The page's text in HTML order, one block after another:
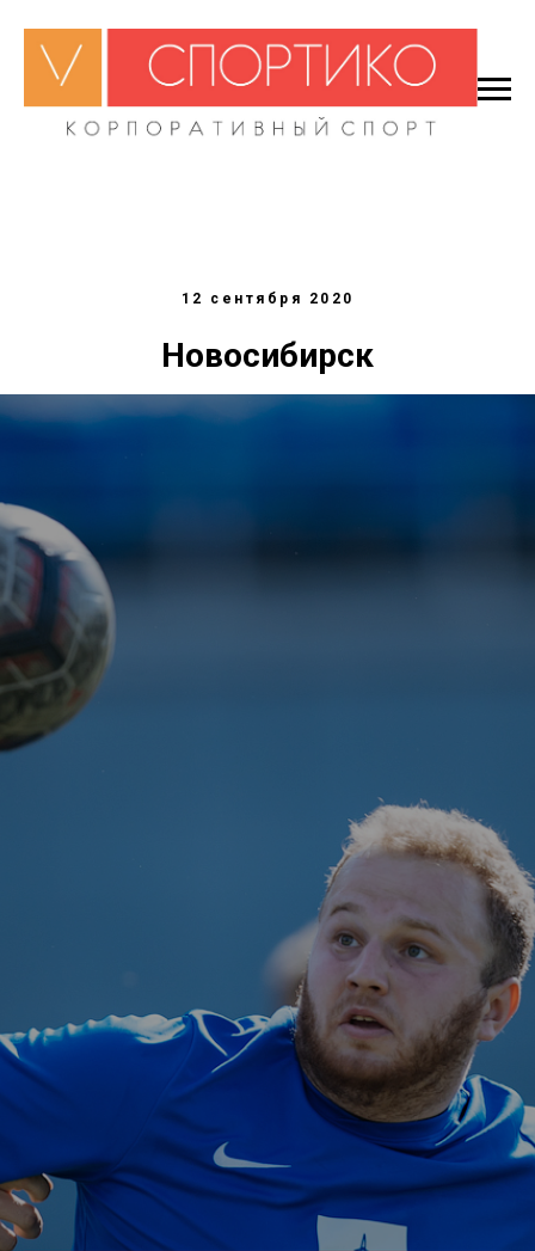
12 сентября 2020
Новосибирск